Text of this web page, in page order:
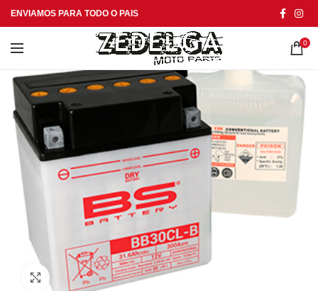
ENVIAMOS PARA TODO O PAIS
0
Click to enlarge